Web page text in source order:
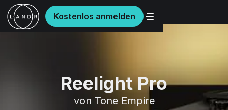
Kostenlos anmelden
Reelight Pro
von Tone Empire